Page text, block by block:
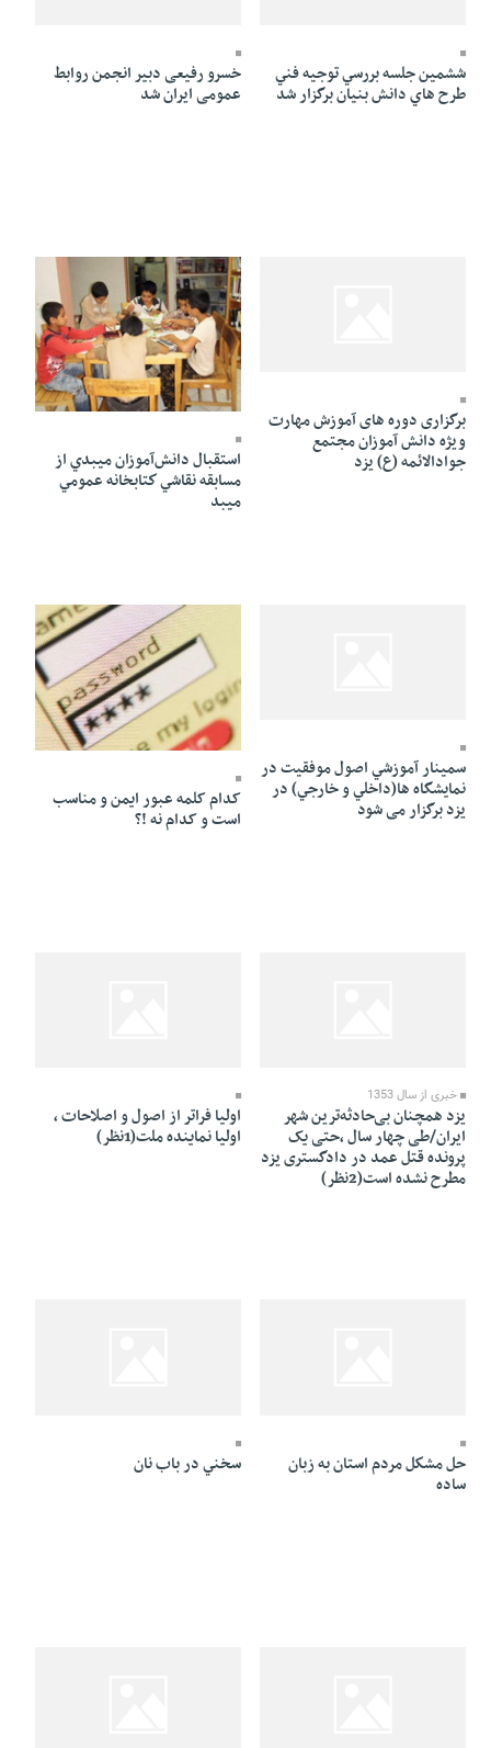
ششمين جلسه بررسي توجيه فني
طرح هاي دانش بنيان برگزار شد
خسرو رفیعی دبیر انجمن روابط
عمومی ایران شد
برگزاری دوره های آموزش مهارت
ویژه دانش آموزان مجتمع
جوادالائمه (ع) یزد
27 Khordad 1391 - 01:09
استقبال دانش‌آموزان ميبدي از
مسابقه نقاشي كتابخانه عمومي
ميبد
سمينار آموزشي اصول موفقيت در
نمايشگاه ها(داخلي و خارجي) در
یزد برگزار می شود کدام کلمه عبور ایمن و مناسب
است و کدام نه !؟
خبری از سال 1353
یزد همچنان بی‌حادثه‌ترین شهر
ایران/طی چهار سال ،حتی یک
پرونده قتل عمد در دادگستری یزد
مطرح نشده است(2نظر)
اولیا فراتر از اصول و اصلاحات ،
اولیا نماینده ملت(1نظر)
حل مشكل مردم استان به زبان
ساده
سخني در باب نان